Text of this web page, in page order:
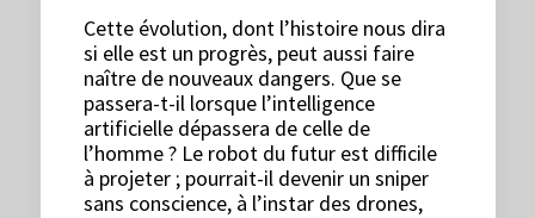
Cette évolution, dont l’histoire nous dira
si elle est un progrès, peut aussi faire
naître de nouveaux dangers. Que se
passera-t-il lorsque l’intelligence
artificielle dépassera de celle de
l’homme ? Le robot du futur est difficile
à projeter ; pourrait-il devenir un sniper
sans conscience, à l’instar des drones,